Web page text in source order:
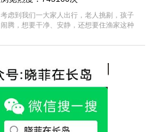
很好，每顿饭也不重样的，海鲜确实是非常
的新鲜呢，另外值得一提的是，他家的海菜
包子非常好吃。 其实长岛可选的酒店、民宿
各不相同，可以根据自己的喜好选择。非常
热情，能根据我提出的需求来安排房间，这
点很好。
考虑到我们一大家人出行，老人挑剔，孩子
闹腾，想要干净、安静，还想要住渔家这种
选择津岸民宿，实际体验客房很干净，饭菜
很好，每顿饭也不重样的，海鲜确实是非常
的新鲜呢，另外值得一提的是，他家的海菜
包子非常好吃。 其实长岛可选的酒店、民宿
各不相同，可以根据自己的喜好选择。非常
推荐津岸民宿，关键是老板娘晓菲很细心、
热情，能根据我提出的需求来安排房间，这